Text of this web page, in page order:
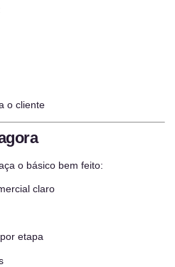
o cliente
o básico bem feito:
claro
etapa